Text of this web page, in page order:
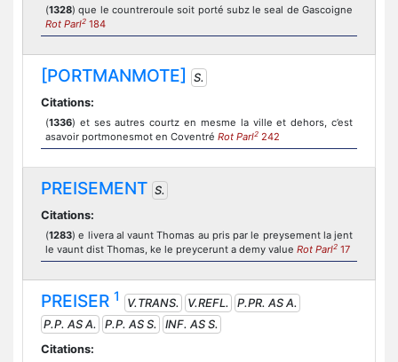
(1328) que le countreroule soit porté subz le seal de Gascoigne
Rot Parl2 184
[PORTMANMOTE]
S.
Citations:
(1336) et ses autres courtz en mesme la ville et dehors, c’est
asavoir portmonesmot en Coventré Rot Parl2 242
PREISEMENT S.
Citations:
(1283) e livera al vaunt Thomas au pris par le preysement la jent
le vaunt dist Thomas, ke le preycerunt a demy value Rot Parl2 17
PREISER 1 V.TRANS. V.REFL.
P.PR. AS A.
P.P. AS A.
P.P. AS S.
INF. AS S.
Citations: